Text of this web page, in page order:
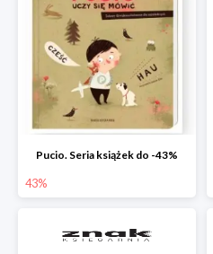
Pucio. Seria książek do -43%
43%